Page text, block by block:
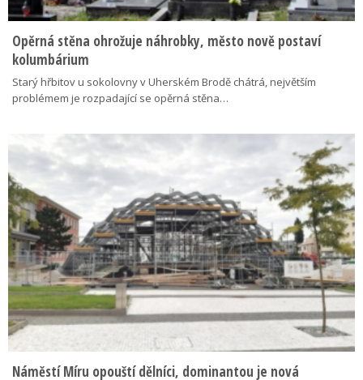
Opěrná stěna ohrožuje náhrobky, město nově postaví
kolumbárium
Starý hřbitov u sokolovny v Uherském Brodě chátrá, největším
problémem je rozpadající se opěrná stěna…
Náměstí Míru opouští dělníci, dominantou je nová